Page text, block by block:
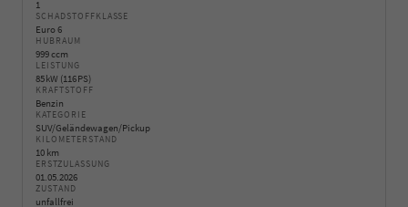
1
SCHADSTOFFKLASSE
Euro 6
HUBRAUM
999 ccm
LEISTUNG
85 kW (116 PS)
KRAFTSTOFF
Benzin
KATEGORIE
SUV/Geländewagen/Pickup
KILOMETERSTAND
10 km
ERSTZULASSUNG
01.05.2026
ZUSTAND
unfallfrei